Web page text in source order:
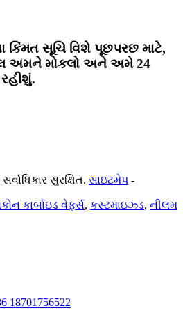
કિંમત સૂચિ વિશે પૂછપરછ માટે,
અમને મોકલો અને અમે 24
સુરક્ષિત. સાઇટમેપ -
કાર્બાઇડ વેફર્સ, કસ્ટમાઇઝ્ડ, નીલમ
18701756522